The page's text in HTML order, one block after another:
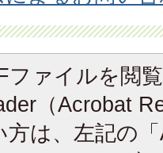
ファイルを閲
（Acrobat
は、左記の